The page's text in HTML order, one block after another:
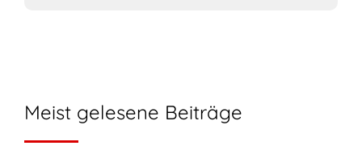
Meist gelesene Beiträge